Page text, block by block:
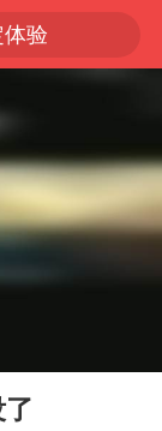
验
台风白海豚闭眼浙江上海处于危险半圆
烟头引起
要不外出
网约车司机充电时猝死保险拒赔
民书》